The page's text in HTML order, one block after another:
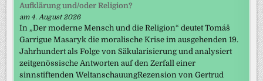
Aufklärung und/oder Religion?
am 4. August 2026
In „Der moderne Mensch und die Religion“ deutet Tomáš
Garrigue Masaryk die moralische Krise im ausgehenden 19.
Jahrhundert als Folge von Säkularisierung und analysiert
zeitgenössische Antworten auf den Zerfall einer
sinnstiftenden WeltanschauungRezension von Gertrud